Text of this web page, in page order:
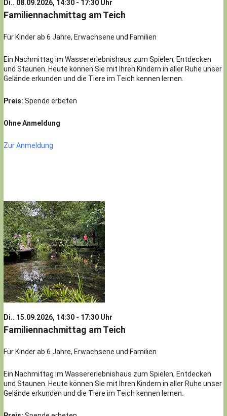
Di.. 08.09.2026, 14:30 - 17:30 Uhr
Familiennachmittag am Teich
Für Kinder ab 6 Jahre, Erwachsene und Familien
Ein Nachmittag im Wassererlebnishaus zum Spielen, Entdecken
und Staunen. Heute können Sie mit Ihren Kindern in aller Ruhe unser
Gelände erkunden und die Tiere im Teich kennen lernen.
Preis: Spende erbeten
Ohne Anmeldung
Zur Anmeldung
Di.. 15.09.2026, 14:30 - 17:30 Uhr
Familiennachmittag am Teich
Für Kinder ab 6 Jahre, Erwachsene und Familien
Ein Nachmittag im Wassererlebnishaus zum Spielen, Entdecken
und Staunen. Heute können Sie mit Ihren Kindern in aller Ruhe unser
Gelände erkunden und die Tiere im Teich kennen lernen.